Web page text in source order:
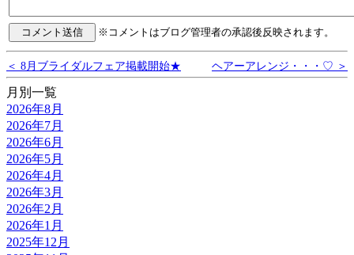
※コメントはブログ管理者の承認後反映されます。
＜ 8月ブライダルフェア掲載開始★ ヘアーアレンジ・・・♡ ＞
月別一覧
2026年8月
2026年7月
2026年6月
2026年5月
2026年4月
2026年3月
2026年2月
2026年1月
2025年12月